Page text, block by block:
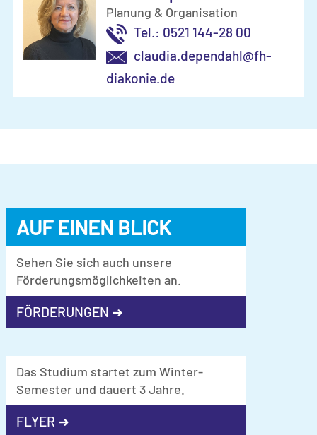
Planung & Organisation
Tel.: 0521 144-28 00
claudia.dependahl@fh-
diakonie.de
AUF EINEN BLICK
Sehen Sie sich auch unsere
Förderungsmöglichkeiten an.
FÖRDERUNGEN ➜
Das Studium startet zum Winter-
Semester und dauert 3 Jahre.
FLYER ➜